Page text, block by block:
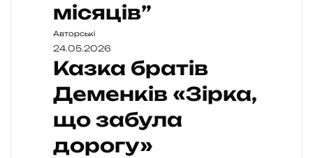
місяців”
Авторські
24.05.2026
Казка братів
Деменків «Зірка,
що забула
дорогу»